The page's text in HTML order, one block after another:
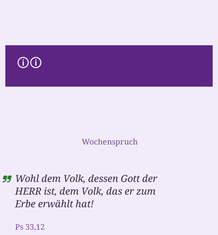
Schöpfungsgottesdienst
So., 9. August 2026 17:00
Wochenspruch
Wohl dem Volk, dessen Gott der
HERR ist, dem Volk, das er zum
Erbe erwählt hat!
Ps 33,12